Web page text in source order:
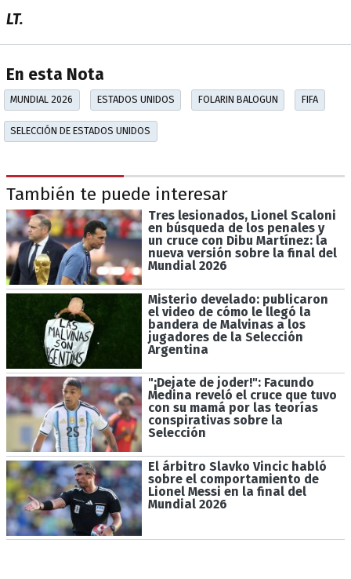
LT.
En esta Nota
MUNDIAL 2026 ESTADOS UNIDOS FOLARIN BALOGUN FIFA
SELECCIÓN DE ESTADOS UNIDOS
También te puede interesar
Tres lesionados, Lionel Scaloni
en búsqueda de los penales y
un cruce con Dibu Martínez: la
nueva versión sobre la final del
Mundial 2026
Misterio develado: publicaron
el video de cómo le llegó la
bandera de Malvinas a los
jugadores de la Selección
Argentina
"¡Dejate de joder!": Facundo
Medina reveló el cruce que tuvo
con su mamá por las teorías
conspirativas sobre la
Selección
El árbitro Slavko Vincic habló
sobre el comportamiento de
Lionel Messi en la final del
Mundial 2026